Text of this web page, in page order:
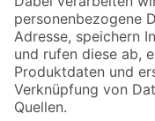
Zahlungsarten